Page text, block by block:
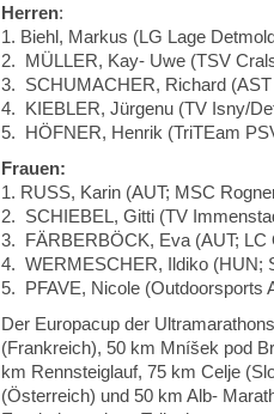
Herren:
1. Biehl, Markus (LG Lage
2. MÜLLER, Kay- Uwe (TSV
3. SCHUMACHER, Richard
4. KIEBLER, Jürgenu (TV Isny/
5. HÖFNER, Henrik (TriTEam
Frauen:
1. RUSS, Karin (AUT; MSC
2. SCHIEBEL, Gitti (TV
3. FÄRBERBÖCK, Eva (AUT; LC
4. WERMESCHER, Ildiko (HUN;
5. PFAVE, Nicole (Outdoorsports
Der Europacup der
(Frankreich), 50 km Mníšek pod
km Rennsteiglauf, 75 km Celje
(Österreich) und 50 km Alb-